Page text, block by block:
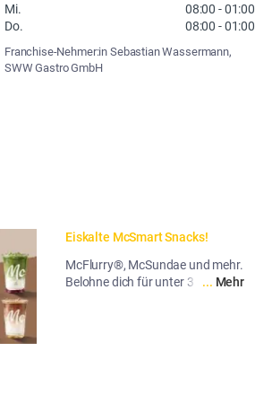
Mi.
08:00 -01:00
Do.
08:00 -01:00
Franchise-Nehmer:in Sebastian Wassermann,
SWW Gastro GmbH
Eiskalte McSmart Snacks!
McFlurry®, McSundae und mehr.
Belohne dich für unter 3 Euro.
... Mehr